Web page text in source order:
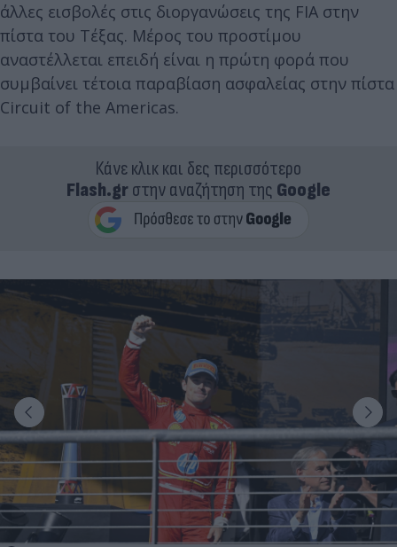
άλλες εισβολές στις διοργανώσεις της FIA στην
πίστα του Τέξας. Μέρος του προστίμου
αναστέλλεται επειδή είναι η πρώτη φορά που
συμβαίνει τέτοια παραβίαση ασφαλείας στην πίστα
Circuit of the Americas.
Κάνε κλικ και δες περισσότερο
Flash.grστην αναζήτηση της Google